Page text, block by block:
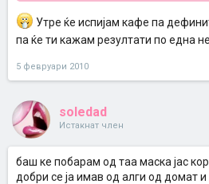
Утре ќе испијам кафе па
па ќе ти кажам резултати по една
5 февруари 2010
soledad
Истакнат член
баш ке побарам од таа маска јас
добри се ја имав од алги од домат